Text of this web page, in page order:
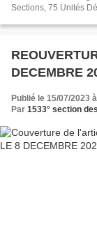
Sections, 75 Unités Départementales -29 380 sociétaires réparties en
créée). La médaille
futur Napoléon III. Elle se mérite.. L'intérêt que porte nos lecteurs à cette
des visiteurs sur notre
DECEMBRE
Publié le 15/07/2023
Par 1533° section